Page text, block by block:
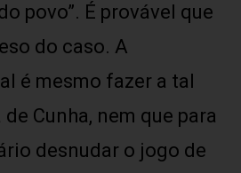
povo”. É provável que
do caso. A
é mesmo fazer a tal
Cunha, nem que para
desnudar o jogo de